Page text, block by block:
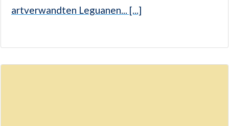
artverwandten Leguanen... [...]